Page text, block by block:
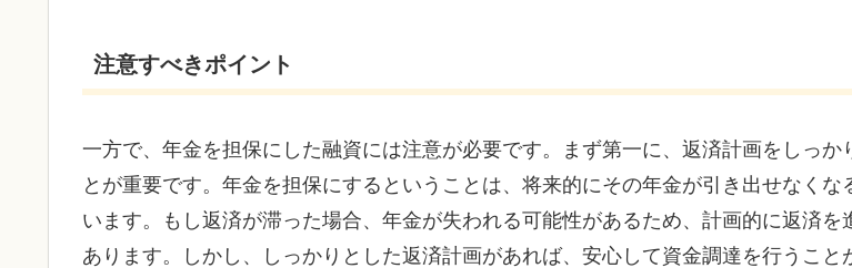
注意すべきポイント
一方で、年金を担保にした融資には注意が必要です。まず第一に、返済計画をしっか
とが重要です。年金を担保にするということは、将来的にその年金が引き出せなくな
います。もし返済が滞った場合、年金が失われる可能性があるため、計画的に返済を
あります。しかし、しっかりとした返済計画があれば、安心して資金調達を行うこと